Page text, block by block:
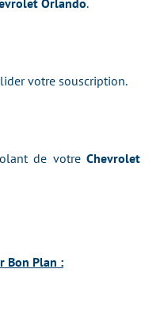
Orlando.
votre souscription.
de votre Chevrolet
Bon Plan :